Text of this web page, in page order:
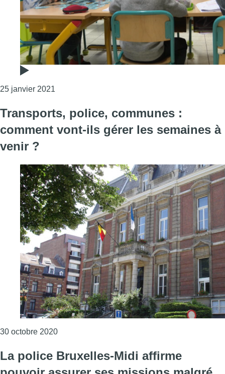
25 janvier 2021
Transports, police, communes :
comment vont-ils gérer les semaines à
venir ?
30 octobre 2020Consulter l'article "Transports, police,
La police Bruxelles-Midi affirme